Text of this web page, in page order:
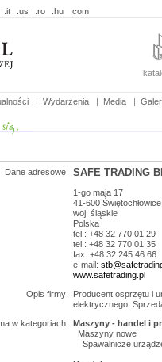
.it .us .ro .hu .com
| Wydarzenia | Media |
Dane adresowe: SAFE TRADING
1-go maja 17
41-600 Świętochłowice
woj. śląskie
Polska
tel.: +48 32 770 01 29
tel.: +48 32 770 01 35
fax: +48 32 245 46 66
e-mail:
www.safetrading.pl
Opis firmy:
Producent osprzętu i
elektrycznego.
w kategoriach: Maszyny - handel i
Maszyny nowe
Spawalnicze